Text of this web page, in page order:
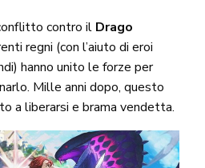
contro il Drago
regni (con l’aiuto di eroi
hanno unito le forze per
Mille anni dopo, questo
a liberarsi e brama vendetta.